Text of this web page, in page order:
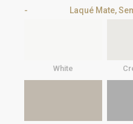
Laqué Mate,
White